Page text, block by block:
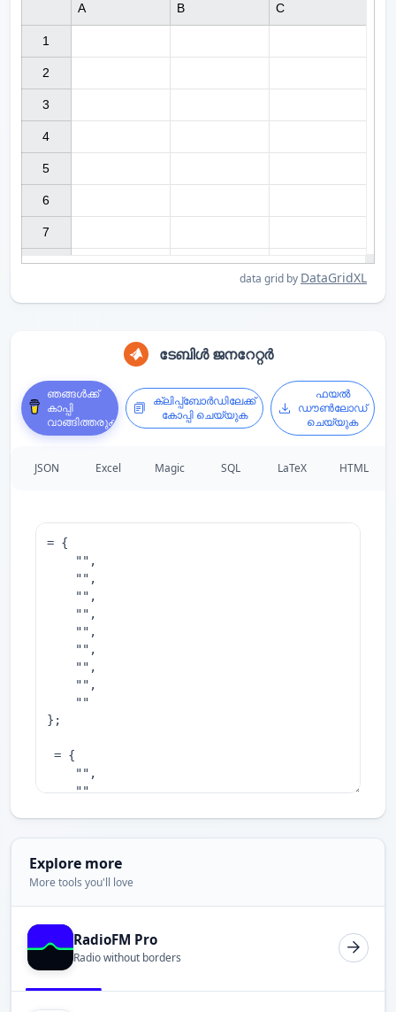
1
2
3
4
5
6
7
A B C
data grid by DataGridXL
ടേബിൾ ജനറേറ്റർ
ഞങ്ങൾക്ക്
കാപ്പി
വാങ്ങിത്തരുക
ക്ലിപ്പ്ബോർഡിലേക്ക്
കോപ്പി ചെയ്യുക
ഫയൽ
ഡൗൺലോഡ്
ചെയ്യുക
JSON Excel Magic SQL LaTeX HTML
Explore more
More tools you'll love
RadioFM Pro
Radio without borders